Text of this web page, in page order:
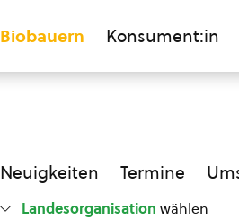
Biobauern Konsument:in
Neuigkeiten Termine
Landesorganisation wählen